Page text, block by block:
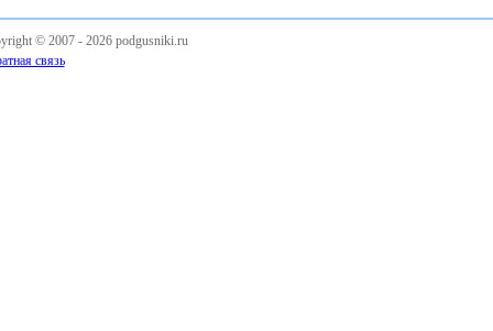
© 2007 - 2026 podgusniki.ru
связь